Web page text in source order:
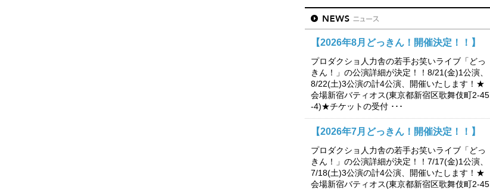
【2026年8月どっきん！開催決定！！】
プロダクショ人力舎の若手お笑いライブ「どっ
きん！」の公演詳細が決定！！8/21(金)1公演、
8/22(土)3公演の計4公演、開催いたします！★
会場新宿バティオス(東京都新宿区歌舞伎町2-45
-4)★チケットの受付 ･･･
【2026年7月どっきん！開催決定！！】
プロダクショ人力舎の若手お笑いライブ「どっ
きん！」の公演詳細が決定！！7/17(金)1公演、
7/18(土)3公演の計4公演、開催いたします！★
会場新宿バティオス(東京都新宿区歌舞伎町2-45